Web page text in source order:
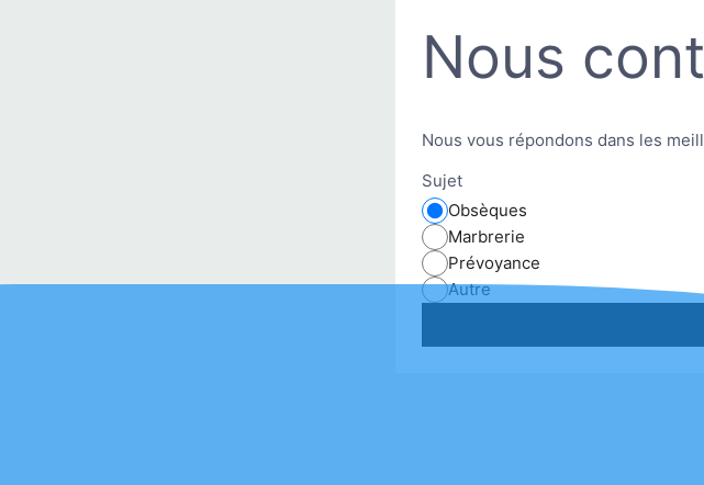
Nous
Nous vous répondons dans les
Sujet
Obsèques
Marbrerie
Prévoyance
Autre